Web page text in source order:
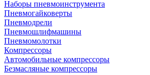
Наборы пневмоинструмента
Пневмогайковерты
Пневмодрели
Пневмошлифмашины
Пневмомолотки
Компрессоры
Автомобильные компрессоры
Безмасляные компрессоры